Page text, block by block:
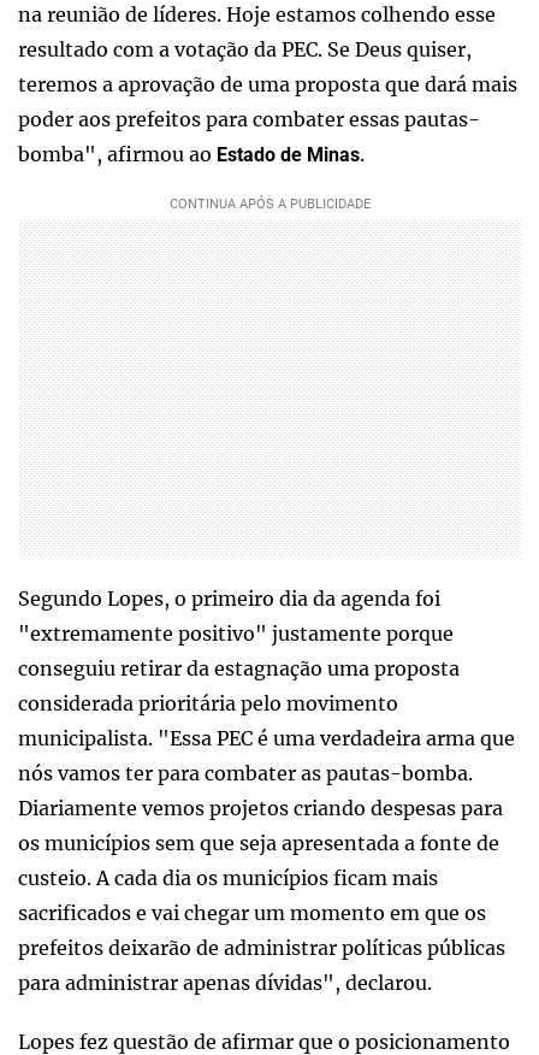
na reunião de líderes. Hoje estamos colhendo esse
resultado com a votação da PEC. Se Deus quiser,
teremos a aprovação de uma proposta que dará mais
poder aos prefeitos para combater essas pautas-
bomba", afirmou ao Estado de Minas.
Segundo Lopes, o primeiro dia da agenda foi
"extremamente positivo" justamente porque
conseguiu retirar da estagnação uma proposta
considerada prioritária pelo movimento
municipalista. "Essa PEC é uma verdadeira arma que
nós vamos ter para combater as pautas-bomba.
Diariamente vemos projetos criando despesas para
os municípios sem que seja apresentada a fonte de
custeio. A cada dia os municípios ficam mais
sacrificados e vai chegar um momento em que os
prefeitos deixarão de administrar políticas públicas
para administrar apenas dívidas", declarou.
Lopes fez questão de afirmar que o posicionamento